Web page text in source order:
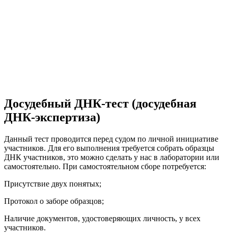
Досудебный ДНК-тест (досудебная
ДНК-экспертиза)
Данный тест проводится перед судом по личной инициативе
участников. Для его выполнения требуется собрать образцы
ДНК участников, это можно сделать у нас в лаборатории или
самостоятельно. При самостоятельном сборе потребуется:
Присутствие двух понятых;
Протокол о заборе образцов;
Наличие документов, удостоверяющих личность, у всех
участников.